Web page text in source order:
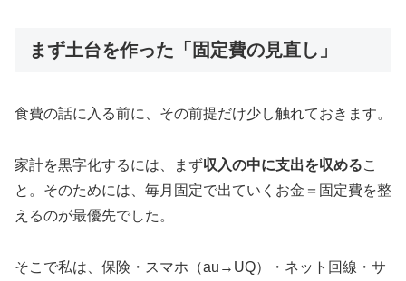
まず土台を作った「固定費の見直し」
食費の話に入る前に、その前提だけ少し触れておきます。
家計を黒字化するには、まず収入の中に支出を収めるこ
と。そのためには、毎月固定で出ていくお金＝固定費を整
えるのが最優先でした。
そこで私は、保険・スマホ（au→UQ）・ネット回線・サ